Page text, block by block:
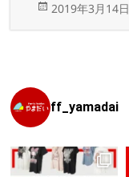
投
日:
2019年3月14日
ff_yamadai